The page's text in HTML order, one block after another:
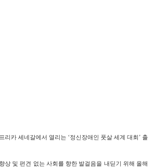
카 세네갈에서 열리는 ‘정신장애인 풋살 세계 대회’ 출
상 및 편견 없는 사회를 향한 발걸음을 내딛기 위해 올해